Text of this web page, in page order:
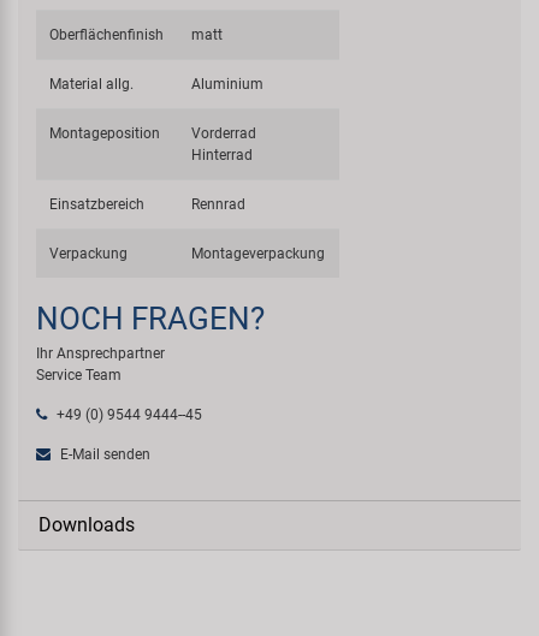
Oberflächenfinish matt
Material allg. Aluminium
Montageposition
Vorderrad
Hinterrad
Einsatzbereich Rennrad
Verpackung Montageverpackung
NOCH FRAGEN?
Ihr Ansprechpartner
Service Team
+49 (0) 9544 9444--45
E-Mail senden
Downloads